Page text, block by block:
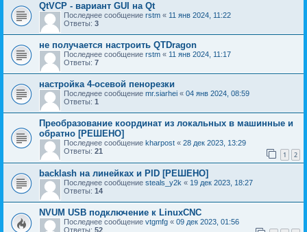
QtVCP - вариант GUI на Qt
Последнее сообщение rstm « 11 янв 2024, 11:22
Ответы: 3
не получается настроить QTDragon
Последнее сообщение rstm « 11 янв 2024, 11:17
Ответы: 7
настройка 4-осевой пенорезки
Последнее сообщение mr.siarhei « 04 янв 2024, 08:59
Ответы: 1
Преобразование координат из локальных в машинные и
обратно [РЕШЕНО]
Последнее сообщение kharpost « 28 дек 2023, 13:29
Ответы: 21 1 2
backlash на линейках и PID [РЕШЕНО]
Последнее сообщение steals_y2k « 19 дек 2023, 18:27
Ответы: 14
NVUM USB подключение к LinuxCNC
Последнее сообщение vtgmfg « 09 дек 2023, 01:56
Ответы: 52